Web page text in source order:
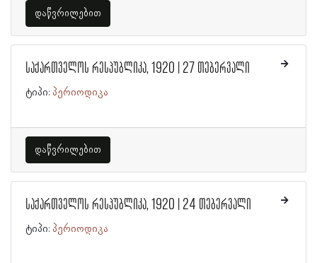
დაწვრილებით
საქართველოს რესპუბლიკა, 1920 | 27 თებერვალი
ტიპი: პერიოდიკა
დაწვრილებით
საქართველოს რესპუბლიკა, 1920 | 24 თებერვალი
ტიპი: პერიოდიკა